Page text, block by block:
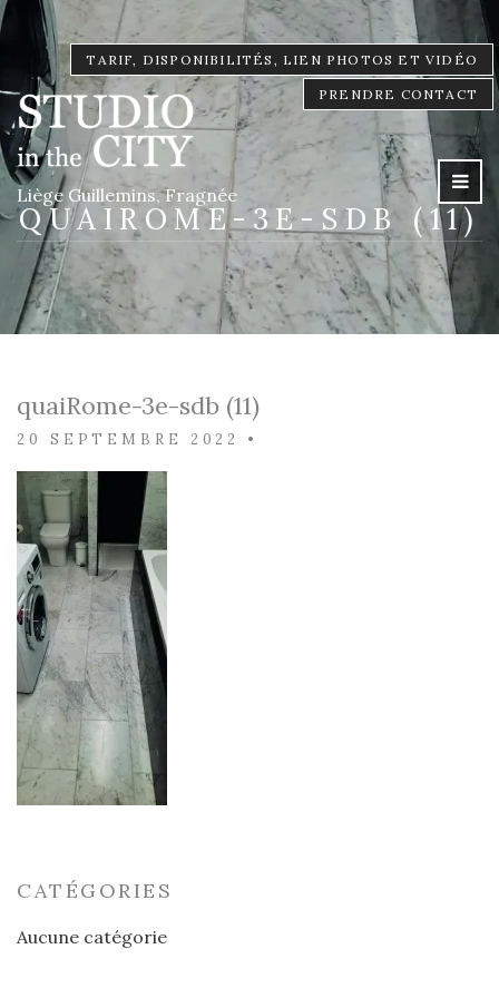
TARIF, DISPONIBILITÉS, LIEN PHOTOS ET VIDÉO
PRENDRE CONTACT
Liège Guillemins, Fragnée
QUAIROME-3E-SDB (11)
quaiRome-3e-sdb (11)
20 SEPTEMBRE 2022 •
CATÉGORIES
Aucune catégorie